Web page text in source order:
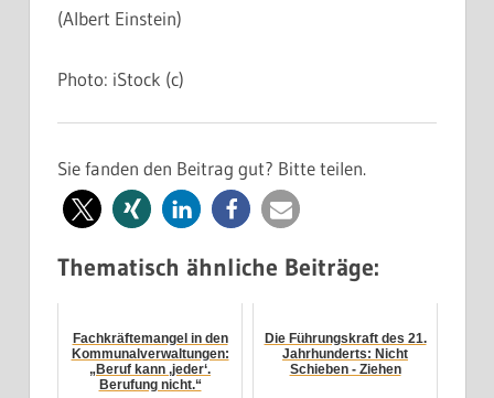
(Albert Einstein)
Photo: iStock (c)
Sie fanden den Beitrag gut? Bitte teilen.
Thematisch ähnliche Beiträge:
Fachkräftemangel in den
Kommunalverwaltungen:
„Beruf kann ‚jeder‘.
Berufung nicht.“
Die Führungskraft des 21.
Jahrhunderts: Nicht
Schieben - Ziehen